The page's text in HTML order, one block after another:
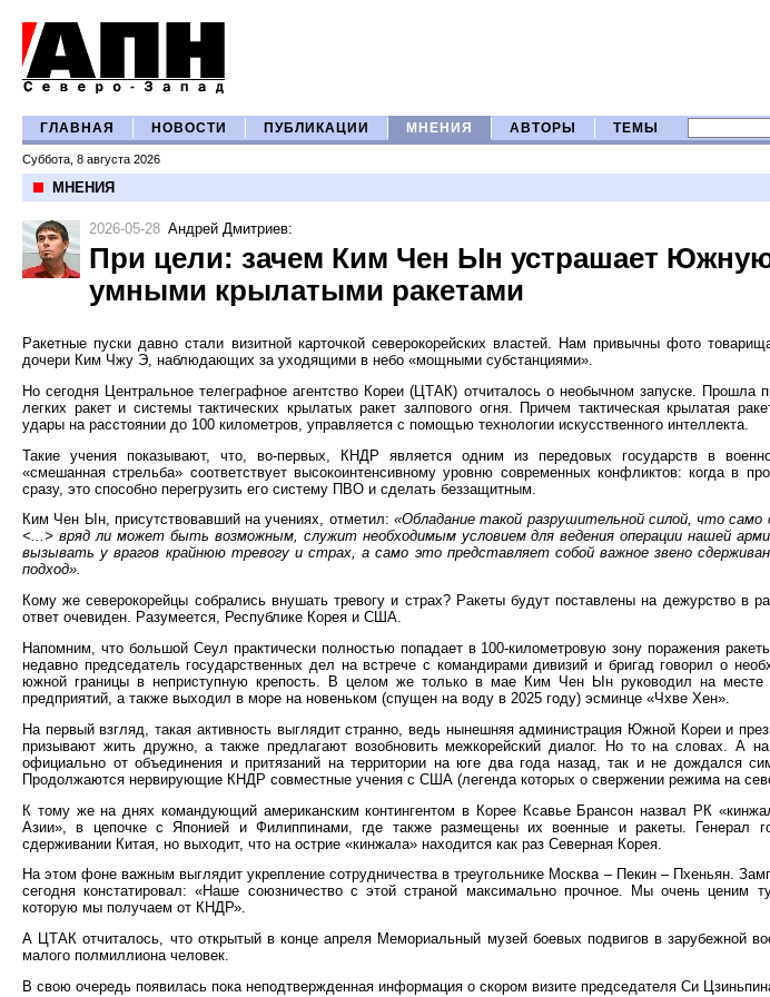
ГЛАВНАЯ НОВОСТИ ПУБЛИКАЦИИ МНЕНИЯ АВТОРЫ ТЕМЫ
Суббота, 8 августа 2026
МНЕНИЯ
2026-05-28 Андрей Дмитриев:
При цели: зачем Ким Чен Ын устрашает
умными крылатыми ракетами
Ракетные пуски давно стали визитной карточкой северокорейских властей. Нам привычны фото
дочери Ким Чжу Э, наблюдающих за уходящими в небо «мощными субстанциями».
Но сегодня Центральное телеграфное агентство Кореи (ЦТАК) отчиталось о необычном запуске. Прошла
легких ракет и системы тактических крылатых ракет залпового огня. Причем тактическая крылатая
удары на расстоянии до 100 километров, управляется с помощью технологии искусственного интеллекта.
Такие учения показывают, что, во-первых, КНДР является одним из передовых государств в
«смешанная стрельба» соответствует высокоинтенсивному уровню современных конфликтов: когда в
сразу, это способно перегрузить его систему ПВО и сделать беззащитным.
Ким Чен Ын, присутствовавший на учениях, отметил: «Обладание такой разрушительной силой, что само
<...> вряд ли может быть возможным, служит необходимым условием для ведения операции нашей
вызывать у врагов крайнюю тревогу и страх, а само это представляет собой важное звено
подход».
Кому же северокорейцы собрались внушать тревогу и страх? Ракеты будут поставлены на дежурство в
ответ очевиден. Разумеется, Республике Корея и США.
Напомним, что большой Сеул практически полностью попадает в 100-километровую зону поражения
недавно председатель государственных дел на встрече с командирами дивизий и бригад говорил о
южной границы в неприступную крепость. В целом же только в мае Ким Чен Ын руководил на месте
предприятий, а также выходил в море на новеньком (спущен на воду в 2025 году) эсминце «Чхве Хен».
На первый взгляд, такая активность выглядит странно, ведь нынешняя администрация Южной Кореи и
призывают жить дружно, а также предлагают возобновить межкорейский диалог. Но то на словах. А
официально от объединения и притязаний на территории на юге два года назад, так и не дождался
Продолжаются нервирующие КНДР совместные учения с США (легенда которых о свержении режима на
К тому же на днях командующий американским контингентом в Корее Ксавье Брансон назвал РК
Азии», в цепочке с Японией и Филиппинами, где также размещены их военные и ракеты. Генерал
сдерживании Китая, но выходит, что на острие «кинжала» находится как раз Северная Корея.
На этом фоне важным выглядит укрепление сотрудничества в треугольнике Москва – Пекин – Пхеньян.
сегодня констатировал: «Наше союзничество с этой страной максимально прочное. Мы очень ценим
которую мы получаем от КНДР».
А ЦТАК отчиталось, что открытый в конце апреля Мемориальный музей боевых подвигов в зарубежной
малого полмиллиона человек.
В свою очередь появилась пока неподтвержденная информация о скором визите председателя Си